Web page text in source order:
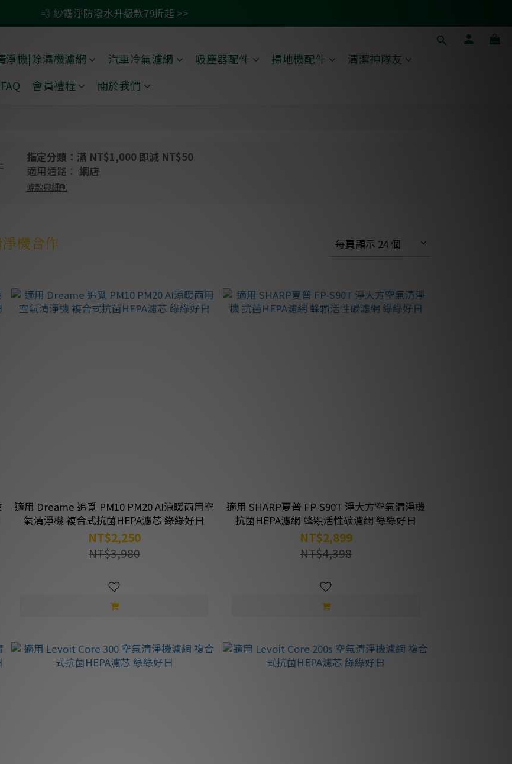
🚗 汽車濾網買一送一 >>
💫 清淨/除濕機濾網任二件 贈除臭活性碳包 >>
淨機|除濕機濾網 汽車冷氣濾網 吸塵器配件 掃地機配件
清潔神隊友
會員禮程 關於我們
指定分類：滿 NT$1,000 即減 NT$50
適用通路： 網店
條款與細則
機合作 每頁顯示 24 個
適用 Dreame 追覓 PM10 PM20 AI涼暖兩用空
氣清淨機 複合式抗菌HEPA濾芯 綠綠好日
NT$2,250
NT$3,980
適用 SHARP夏普 FP-S90T 淨大方空氣清淨機
抗菌HEPA濾網 蜂顆活性碳濾網 綠綠好日
NT$2,899
NT$4,398